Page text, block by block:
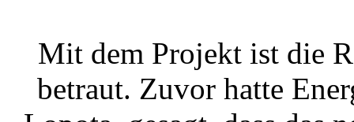
Mit dem Projekt ist die
betraut. Zuvor hatte